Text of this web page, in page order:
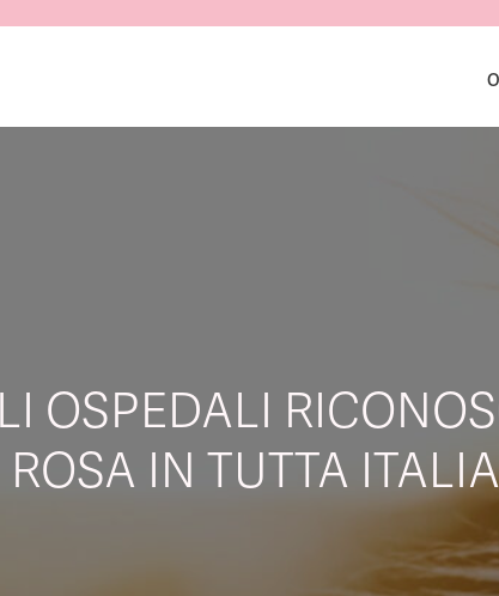
OSPEDALI
IN TUTTA ITALIA